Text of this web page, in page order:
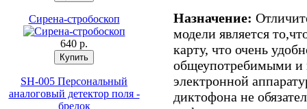
Сирена-стробоскоп
640 p.
SH-005 Персональный
аналоговый детектор поля -
брелок
Назначение:
модели является
карту, что очень
общеупотребимыми и
электронной
диктофона не